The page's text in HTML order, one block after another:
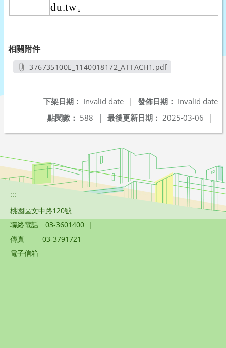
du.tw。
相關附件
376735100E_1140018172_ATTACH1.pdf
發佈日期： Invalid date
下架日期： Invalid date
|
最後更新日期： 2025-03-06 |
點閱數： 588 |
:::
桃園區文中路120號
聯絡電話
03-3601400 |
傳真
03-3791721
電子信箱